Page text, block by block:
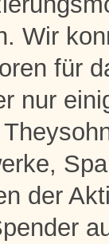
Wir
für
nur
der